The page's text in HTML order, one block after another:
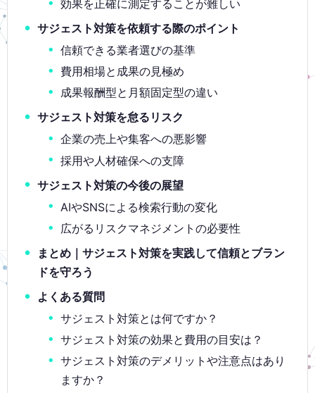
効果を正確に測定することが難しい
サジェスト対策を依頼する際のポイント
信頼できる業者選びの基準
費用相場と成果の見極め
成果報酬型と月額固定型の違い
サジェスト対策を怠るリスク
企業の売上や集客への悪影響
採用や人材確保への支障
サジェスト対策の今後の展望
AIやSNSによる検索行動の変化
広がるリスクマネジメントの必要性
まとめ｜サジェスト対策を実践して信頼とブラン
ドを守ろう
よくある質問
サジェスト対策とは何ですか？
サジェスト対策の効果と費用の目安は？
サジェスト対策のデメリットや注意点はあり
ますか？